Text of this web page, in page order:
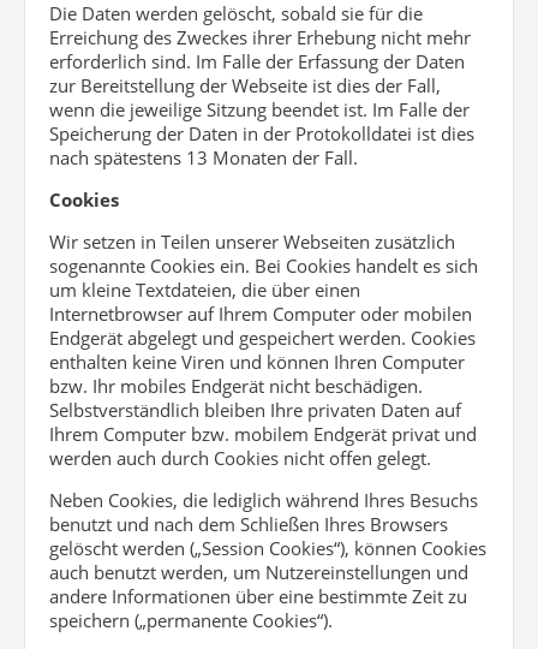
Die Daten werden gelöscht, sobald sie für die
Erreichung des Zweckes ihrer Erhebung nicht mehr
erforderlich sind. Im Falle der Erfassung der Daten
zur Bereitstellung der Webseite ist dies der Fall,
wenn die jeweilige Sitzung beendet ist. Im Falle der
Speicherung der Daten in der Protokolldatei ist dies
nach spätestens 13 Monaten der Fall.
Cookies
Wir setzen in Teilen unserer Webseiten zusätzlich
sogenannte Cookies ein. Bei Cookies handelt es sich
um kleine Textdateien, die über einen
Internetbrowser auf Ihrem Computer oder mobilen
Endgerät abgelegt und gespeichert werden. Cookies
enthalten keine Viren und können Ihren Computer
bzw. Ihr mobiles Endgerät nicht beschädigen.
Selbstverständlich bleiben Ihre privaten Daten auf
Ihrem Computer bzw. mobilem Endgerät privat und
werden auch durch Cookies nicht offen gelegt.
Neben Cookies, die lediglich während Ihres Besuchs
benutzt und nach dem Schließen Ihres Browsers
gelöscht werden („Session Cookies“), können Cookies
auch benutzt werden, um Nutzereinstellungen und
andere Informationen über eine bestimmte Zeit zu
speichern („permanente Cookies“).